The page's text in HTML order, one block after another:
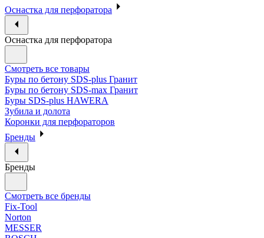
Оснастка для перфоратора
Оснастка для перфоратора
Смотреть все товары
Буры по бетону SDS-plus Гранит
Буры по бетону SDS-max Гранит
Буры SDS-plus HAWERA
Зубила и долота
Коронки для перфораторов
Бренды
Бренды
Смотреть все бренды
Fix-Tool
Norton
MESSER